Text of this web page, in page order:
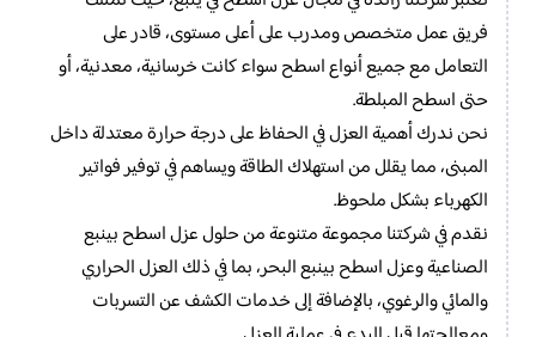
فريق عمل متخصص ومدرب على أعلى مستوى، قادر على
التعامل مع جميع أنواع اسطح سواء كانت خرسانية، معدنية، أو
حتى اسطح المبلطة.
نحن ندرك أهمية العزل في الحفاظ على درجة حرارة معتدلة داخل
المبنى، مما يقلل من استهلاك الطاقة ويساهم في توفير فواتير
الكهرباء بشكل ملحوظ.
نقدم في شركتنا مجموعة متنوعة من حلول عزل اسطح بينبع
الصناعية وعزل اسطح بينبع البحر، بما في ذلك العزل الحراري
والمائي والرغوي، بالإضافة إلى خدمات الكشف عن التسربات